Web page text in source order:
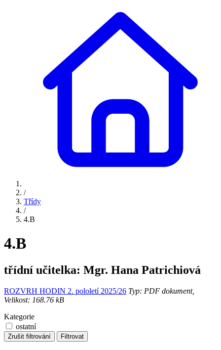
/
Třídy
/
4.B
4.B
třídní učitelka: Mgr. Hana Patrichiová
ROZVRH HODIN 2. pololetí 2025/26 Typ: PDF dokument,
Velikost: 168.76 kB
Kategorie
ostatní
Zrušit filtrování Filtrovat